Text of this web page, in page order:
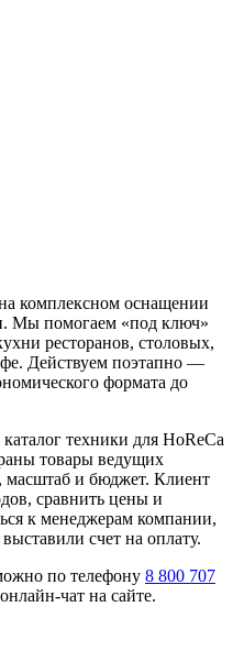
комплексном оснащении
Мы помогаем «под ключ»
ресторанов, столовых,
Действуем поэтапно —
формата до
техники для HoReCa
товары ведущих
и бюджет. Клиент
сравнить цены и
к менеджерам компании,
счет на оплату.
по телефону 8 800 707
чат на сайте.